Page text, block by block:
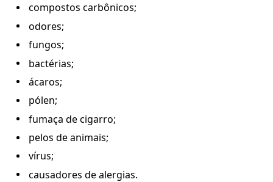
compostos carbônicos;
odores;
fungos;
bactérias;
ácaros;
pólen;
fumaça de cigarro;
pelos de animais;
vírus;
causadores de alergias.